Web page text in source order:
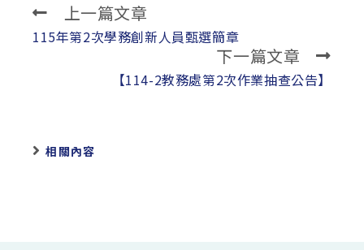
Read
more
上一篇文章
115年第2次學務創新人員甄選簡章
下一篇文章
【114-2教務處第2次作業抽查公告】
相關內容